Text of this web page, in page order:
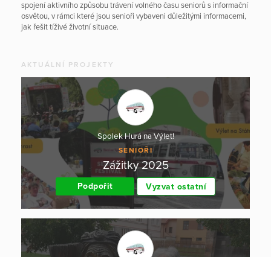
spojení aktivního způsobu trávení volného času seniorů s informační
osvětou, v rámci které jsou senioři vybaveni důležitými informacemi,
jak řešit tíživé životní situace.
AKTUÁLNÍ PROJEKTY
Spolek Hurá na Výlet!
SENIOŘI
Zážitky 2025
Podpořit Vyzvat ostatní